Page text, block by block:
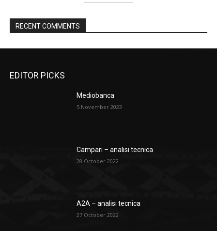
RECENT COMMENTS
EDITOR PICKS
Mediobanca
5 November 2023
Campari – analisi tecnica
28 October 2022
A2A – analisi tecnica
27 October 2022